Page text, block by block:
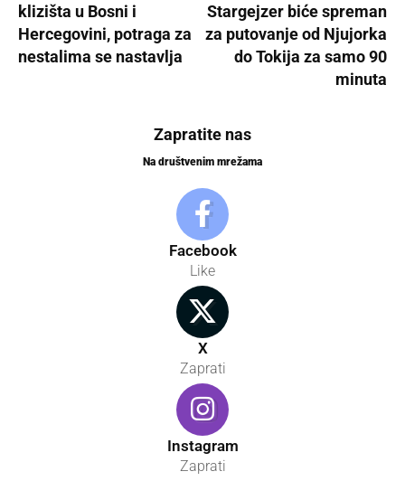
klizišta u Bosni i
Hercegovini, potraga za
nestalima se nastavlja
Stargejzer biće spreman
za putovanje od Njujorka
do Tokija za samo 90
minuta
Zapratite nas
Na društvenim mrežama
Facebook
Like
X
Zaprati
Instagram
Zaprati